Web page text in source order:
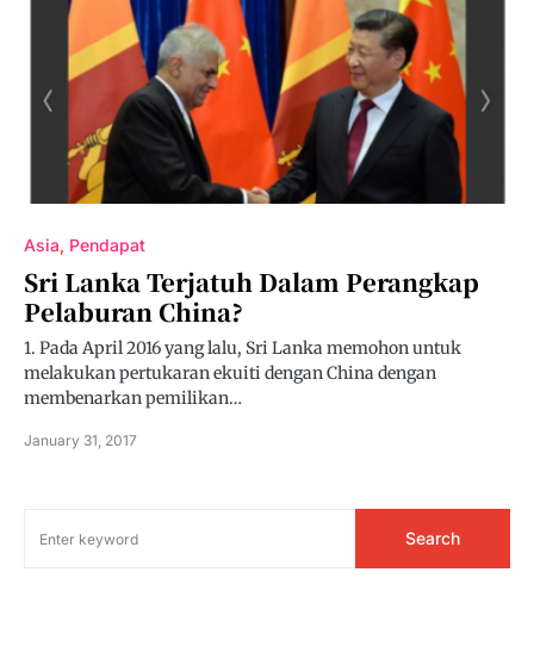
Asia Pendapat
Sri Lanka Terjatuh Dalam Perangkap
Pelaburan China?
1. Pada April 2016 yang lalu, Sri Lanka memohon untuk
melakukan pertukaran ekuiti dengan China dengan
membenarkan pemilikan…
January 31, 2017
Search